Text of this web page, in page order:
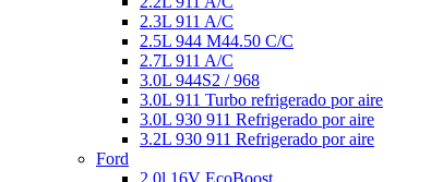
2.3L 911 A/C
2.5L 944 M44.50 C/C
2.7L 911 A/C
3.0L 944S2 / 968
3.0L 911 Turbo refrigerado por aire
3.0L 930 911 Refrigerado por aire
3.2L 930 911 Refrigerado por aire
Ford
2.0l 16V EcoBoost